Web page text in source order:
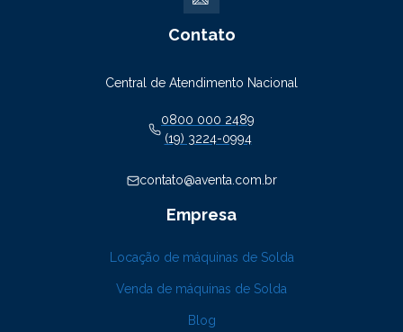
Contato
Central de Atendimento Nacional
0800 000 2489
(19) 3224-0994
contato@aventa.com.br
Empresa
Locação de máquinas de Solda
Venda de máquinas de Solda
Blog